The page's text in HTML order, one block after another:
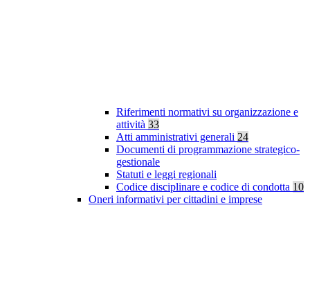
Riferimenti normativi su organizzazione e
attività 33
Atti amministrativi generali 24
Documenti di programmazione strategico-
gestionale
Statuti e leggi regionali
Codice disciplinare e codice di condotta 10
Oneri informativi per cittadini e imprese